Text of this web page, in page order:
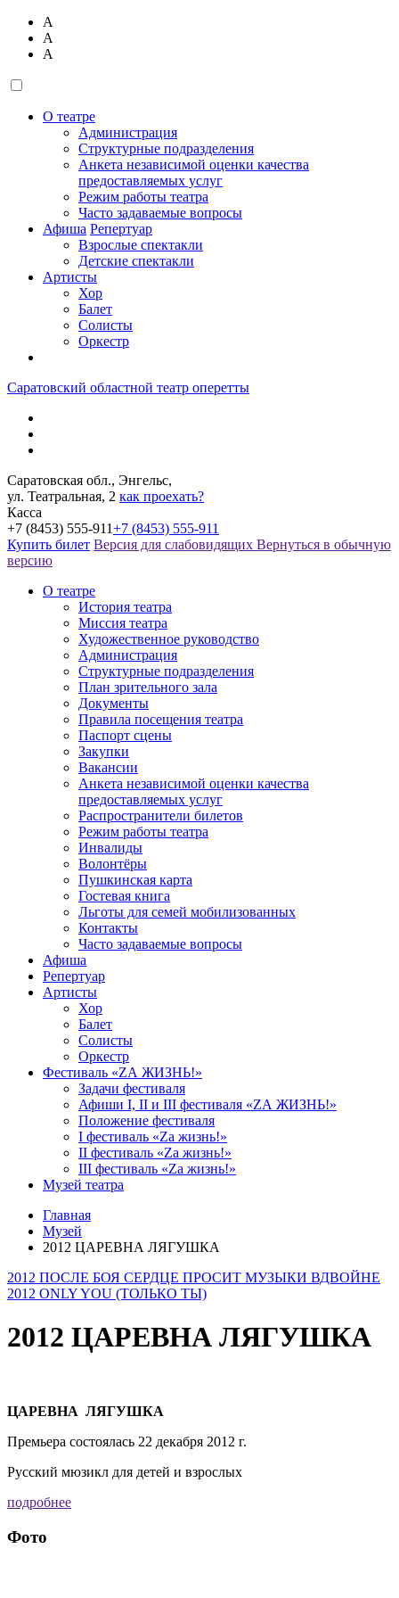
А
А
А
О театре
Администрация
Структурные подразделения
Анкета независимой оценки качества
предоставляемых услуг
Режим работы театра
Часто задаваемые вопросы
Афиша Репертуар
Взрослые спектакли
Детские спектакли
Артисты
Хор
Балет
Солисты
Оркестр
Саратовский областной театр оперетты
Саратовская обл., Энгельс,
ул. Театральная, 2 как проехать?
Касса
+7 (8453) 555-911+7 (8453) 555-911
Купить билет Версия для слабовидящих Вернуться в обычную
версию
О театре
История театра
Миссия театра
Художественное руководство
Администрация
Структурные подразделения
План зрительного зала
Документы
Правила посещения театра
Паспорт сцены
Закупки
Вакансии
Анкета независимой оценки качества
предоставляемых услуг
Распространители билетов
Режим работы театра
Инвалиды
Волонтёры
Пушкинская карта
Гостевая книга
Льготы для семей мобилизованных
Контакты
Часто задаваемые вопросы
Афиша
Репертуар
Артисты
Хор
Балет
Солисты
Оркестр
Фестиваль «ZА ЖИЗНЬ!»
Задачи фестиваля
Афиши I, II и III фестиваля «ZА ЖИЗНЬ!»
Положение фестиваля
I фестиваль «Zа жизнь!»
II фестиваль «Zа жизнь!»
III фестиваль «Zа жизнь!»
Музей театра
Главная
Музей
2012 ЦАРЕВНА ЛЯГУШКА
2012 ПОСЛЕ БОЯ СЕРДЦЕ ПРОСИТ МУЗЫКИ ВДВОЙНЕ
2012 ONLY YOU (ТОЛЬКО ТЫ)
2012 ЦАРЕВНА ЛЯГУШКА
ЦАРЕВНА ЛЯГУШКА
Премьера состоялась 22 декабря 2012 г.
Русский мюзикл для детей и взрослых
подробнее
Фото